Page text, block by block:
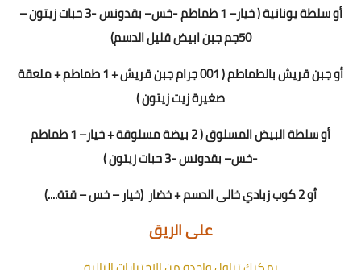
أو سلطة يونانية(خيار–1 طماطم -خس– بقدونس -3حبات زيتون –
50جم جبن ابيض قليل الدسم)
أو جبن قريش بالطماطم ( 1 00
جرام جبن قريش + 1 طماطم + ملعقة
صغيرة زيت زيتون )
أو سلطة البيض المسلوق ( 2 بيضة مسلوقة + خيار
–1 طماطم
-خس– بقدونس -3حبات زيتون)
أو 2 كوب زبادي خالى الدسم
+خضار (خيار – خس – قتة....
)
على الريق